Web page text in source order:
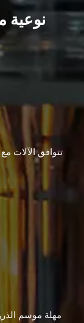
نوعية
مهلة موسم الذروة: 3-6 أشهر، مهلة خارج